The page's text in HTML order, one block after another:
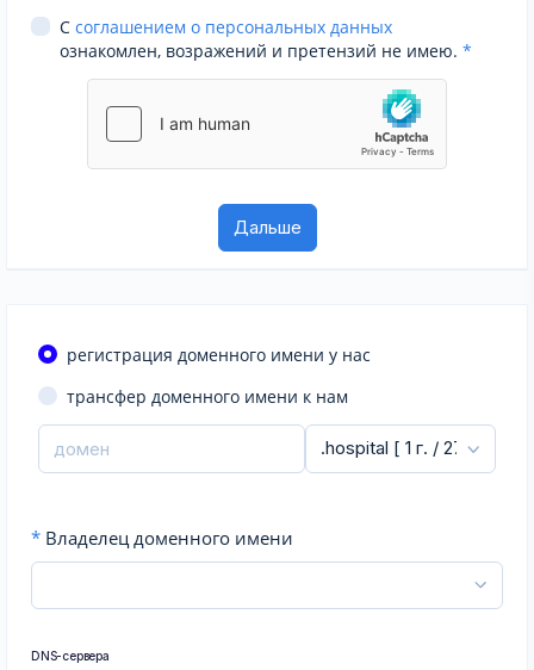
С соглашением о персональных данных
ознакомлен, возражений и претензий не имею. *
регистрация доменного имени у нас
трансфер доменного имени к нам
* Владелец доменного имени
DNS-сервера